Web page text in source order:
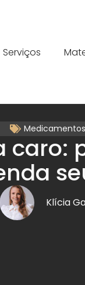
Serviços
caro:
Klícia